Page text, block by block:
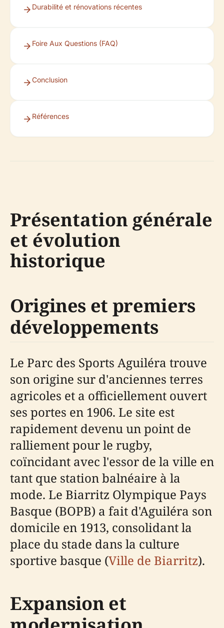
Durabilité et rénovations récentes
Foire Aux Questions (FAQ)
Conclusion
Références
Présentation générale
et évolution
historique
Origines et premiers
développements
Le Parc des Sports Aguiléra trouve
son origine sur d'anciennes terres
agricoles et a officiellement ouvert
ses portes en 1906. Le site est
rapidement devenu un point de
ralliement pour le rugby,
coïncidant avec l'essor de la ville en
tant que station balnéaire à la
mode. Le Biarritz Olympique Pays
Basque (BOPB) a fait d'Aguiléra son
domicile en 1913, consolidant la
place du stade dans la culture
sportive basque (Ville de Biarritz).
Expansion et